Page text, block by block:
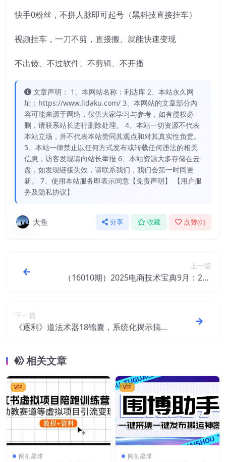
快手0粉丝，不拼人脉即可起号（黑科技直接挂车）
视频挂车，一刀不剪，直接搬、就能快速变现
不出镜、不过软件、不剪辑、不开播
文章声明： 1、本网站名称：利达库 2、本站永久网
址：https://www.lidaku.com/ 3、本网站的文章部分内
容可能来源于网络，仅供大家学习与参考，如有侵权必
删，请联系站长进行删除处理。 4、本站一切资源不代表
本站立场，并不代表本站赞同其观点和对其真实性负责。
5、本站一律禁止以任何方式发布或转载任何违法的相关
信息，访客发现请向站长举报 6、本站资源大多存储在云
盘，如发现链接失效，请联系我们，我们会第一时间更
新。 7、使用本站服务即表示同意【免责声明】 【用户服
务及隐私协议】
大鱼 分享 收藏 点赞(0)
上一篇
（16010期）2025电商技术宝典9月：200
下一篇
《逐利》道法术器18锦囊，系统化揭示搞钱
相关文章
VIP
网创星球
VIP
网创星球